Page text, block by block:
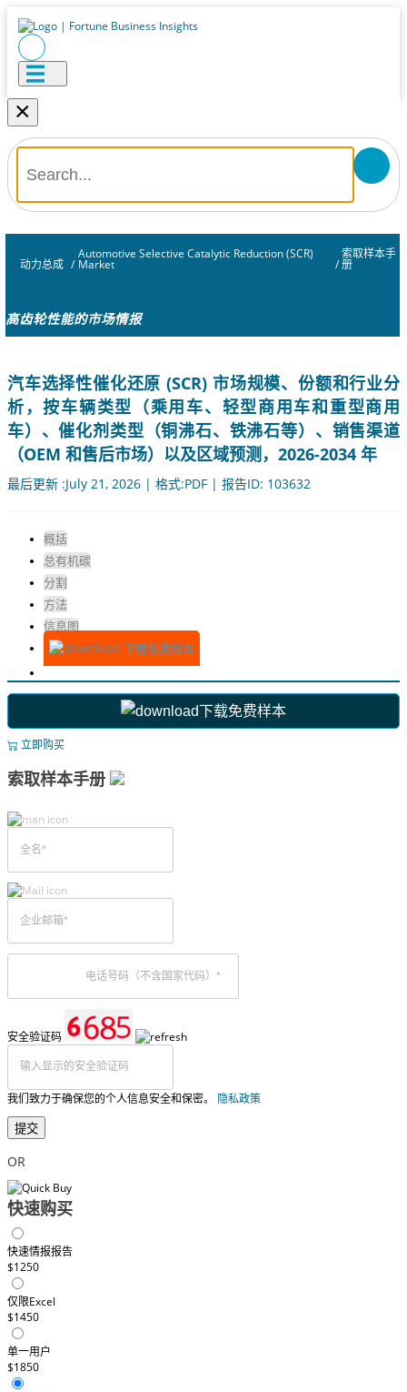
×
动力总成 /
Automotive Selective Catalytic Reduction (SCR)
Market /
索取样本手
册
高齿轮性能的市场情报
汽车选择性催化还原 (SCR) 市场规模、份额和行业分
析，按车辆类型（乘用车、轻型商用车和重型商用
车）、催化剂类型（铜沸石、铁沸石等）、销售渠道
（OEM 和售后市场）以及区域预测，2026-2034 年
最后更新 :July 21, 2026 | 格式:PDF | 报告ID: 103632
概括
总有机碳
分割
方法
信息图
下载免费样本
下载免费样本
立即购买
索取样本手册
安全验证码
我们致力于确保您的个人信息安全和保密。 隐私政策
提交
OR
快速购买
快速情报报告
$1250
仅限Excel
$1450
单一用户
$1850